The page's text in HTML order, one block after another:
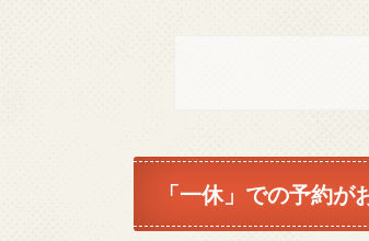
「一休」での予約が